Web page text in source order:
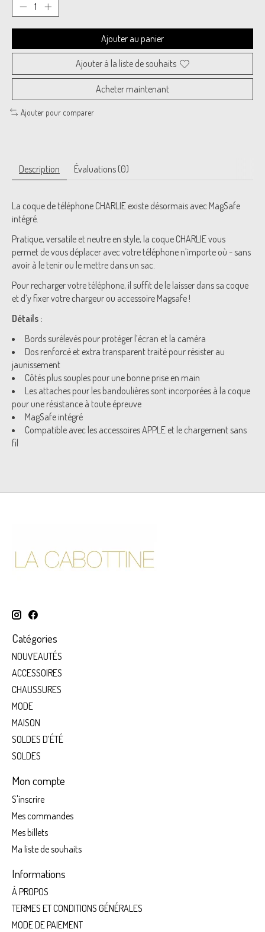
Ajouter au panier
Ajouter à la liste de souhaits
Acheter maintenant
Ajouter pour comparer
Description Évaluations (0)
La coque de téléphone CHARLIE existe désormais avec MagSafe
intégré.
Pratique, versatile et neutre en style, la coque CHARLIE vous
permet de vous déplacer avec votre téléphone n’importe où - sans
avoir à le tenir ou le mettre dans un sac.
Pour recharger votre téléphone, il suffit de le laisser dans sa coque
et d’y fixer votre chargeur ou accessoire Magsafe !
Détails :
Bords surélevés pour protéger l’écran et la caméra
Dos renforcé et extra transparent traité pour résister au
jaunissement
Côtés plus souples pour une bonne prise en main
Les attaches pour les bandoulières sont incorporées à la coque
pour une résistance à toute épreuve
MagSafe intégré
Compatible avec les accessoires APPLE et le chargement sans
fil
Catégories
NOUVEAUTÉS
ACCESSOIRES
CHAUSSURES
MODE
MAISON
SOLDES D’ÉTÉ
SOLDES
Mon compte
S'inscrire
Mes commandes
Mes billets
Ma liste de souhaits
Informations
À PROPOS
TERMES ET CONDITIONS GÉNÉRALES
MODE DE PAIEMENT